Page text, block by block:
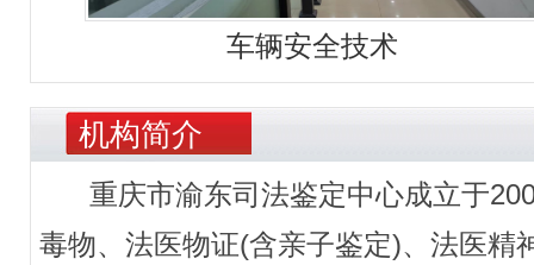
车辆安全技术
机构简介
重庆市渝东司法鉴定中心成立于
毒物、法医物证(含亲子鉴定)、法医精